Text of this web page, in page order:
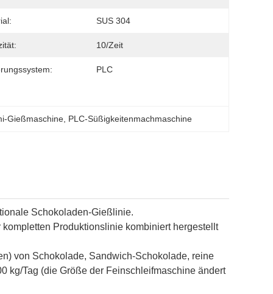
SUS 304
10/Zeit
PLC
Gießmaschine PLC-Süßigkeitenmachmaschine
Schokoladen-Gießlinie.
Produktionslinie kombiniert hergestellt
von Schokolade, Sandwich-Schokolade, reine
kg/Tag (die Größe der Feinschleifmaschine ändert